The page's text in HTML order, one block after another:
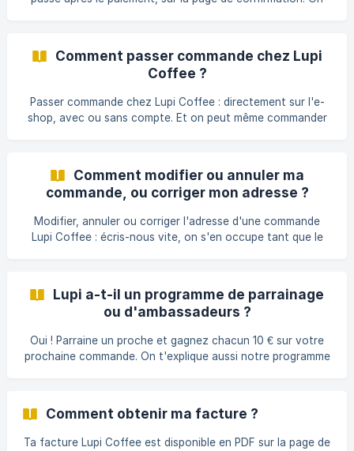
Comment passer commande chez Lupi
Coffee ?
Passer commande chez Lupi Coffee : directement sur l'e-
shop, avec ou sans compte. Et on peut même commander
Comment modifier ou annuler ma
commande, ou corriger mon adresse ?
Modifier, annuler ou corriger l'adresse d'une commande
Lupi Coffee : écris-nous vite, on s'en occupe tant que le
Lupi a-t-il un programme de parrainage
ou d'ambassadeurs ?
Oui ! Parraine un proche et gagnez chacun 10 € sur votre
prochaine commande. On t'explique aussi notre programme
Comment obtenir ma facture ?
Ta facture Lupi Coffee est disponible en PDF sur la page de